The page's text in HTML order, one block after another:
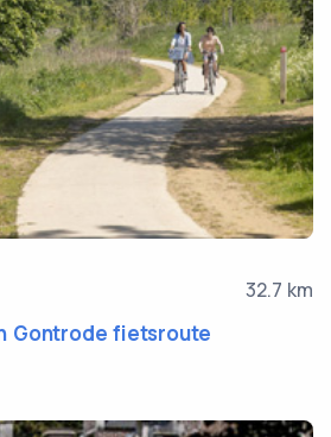
32.7 km
Gontrode fietsroute